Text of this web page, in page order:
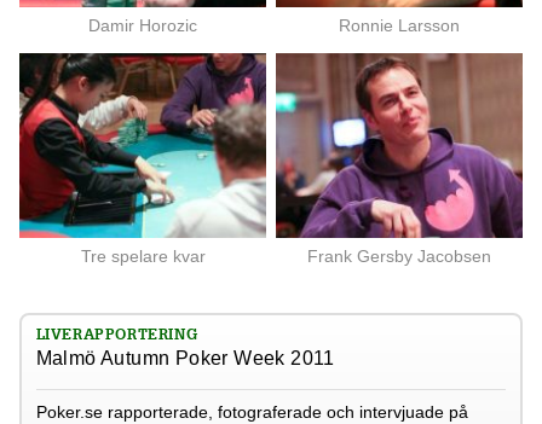
Damir Horozic Ronnie Larsson
Tre spelare kvar Frank Gersby Jacobsen
LIVERAPPORTERING
Malmö Autumn Poker Week 2011
Poker.se rapporterade, fotograferade och intervjuade på